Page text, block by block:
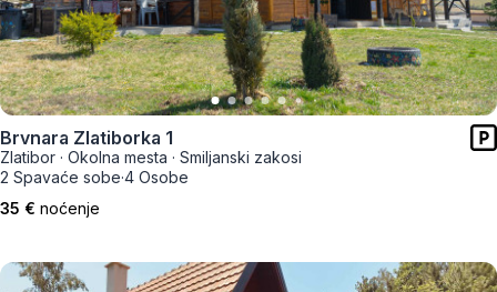
Brvnara Zlatiborka 1
Zlatibor · Okolna mesta · Smiljanski zakosi
2 Spavaće sobe·4 Osobe
35 € noćenje